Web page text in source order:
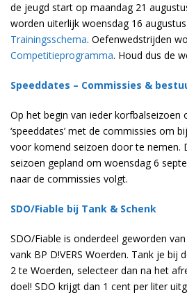
de jeugd start op maandag 21
worden uiterlijk woensdag 16
Trainingsschema. Oefenwedstrijden
Competitieprogramma. Houd dus de
Speeddates – Commissies &
Op het begin van ieder korfbalseizoen
‘speeddates’ met de commissies om
voor komend seizoen door te nemen.
seizoen gepland om woensdag 6
naar de commissies volgt.
SDO/Fiable bij Tank & Schenk
SDO/Fiable is onderdeel geworden
vank BP D!VERS Woerden. Tank je bij
2 te Woerden, selecteer dan na het
doel! SDO krijgt dan 1 cent per liter